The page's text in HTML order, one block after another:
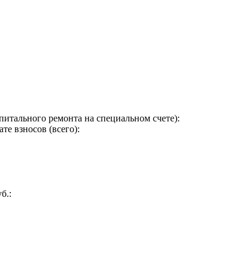
ремонта на специальном счете):
взносов (всего):